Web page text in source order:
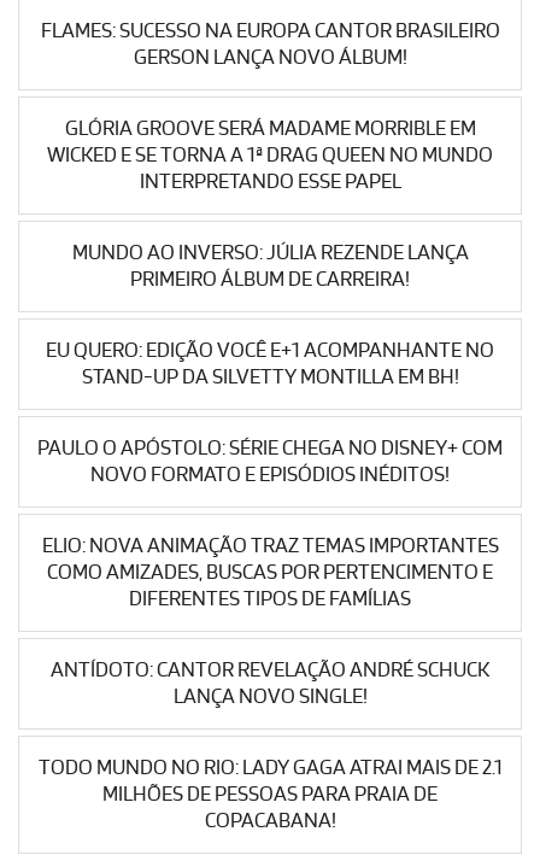
FLAMES: SUCESSO NA EUROPA CANTOR BRASILEIRO
GERSON LANÇA NOVO ÁLBUM!
GLÓRIA GROOVE SERÁ MADAME MORRIBLE EM
WICKED E SE TORNA A 1ª DRAG QUEEN NO MUNDO
INTERPRETANDO ESSE PAPEL
MUNDO AO INVERSO: JÚLIA REZENDE LANÇA
PRIMEIRO ÁLBUM DE CARREIRA!
EU QUERO: EDIÇÃO VOCÊ E+1 ACOMPANHANTE NO
STAND-UP DA SILVETTY MONTILLA EM BH!
PAULO O APÓSTOLO: SÉRIE CHEGA NO DISNEY+ COM
NOVO FORMATO E EPISÓDIOS INÉDITOS!
ELIO: NOVA ANIMAÇÃO TRAZ TEMAS IMPORTANTES
COMO AMIZADES, BUSCAS POR PERTENCIMENTO E
DIFERENTES TIPOS DE FAMÍLIAS
ANTÍDOTO: CANTOR REVELAÇÃO ANDRÉ SCHUCK
LANÇA NOVO SINGLE!
TODO MUNDO NO RIO: LADY GAGA ATRAI MAIS DE 2.1
MILHÕES DE PESSOAS PARA PRAIA DE
COPACABANA!